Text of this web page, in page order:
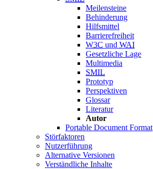
Meilensteine
Behinderung
Hilfsmittel
Barrierefreiheit
W3C und WAI
Gesetzliche Lage
Multimedia
SMIL
Prototyp
Perspektiven
Glossar
Literatur
Autor
Portable Document Format
Störfaktoren
Nutzerführung
Alternative Versionen
Verständliche Inhalte